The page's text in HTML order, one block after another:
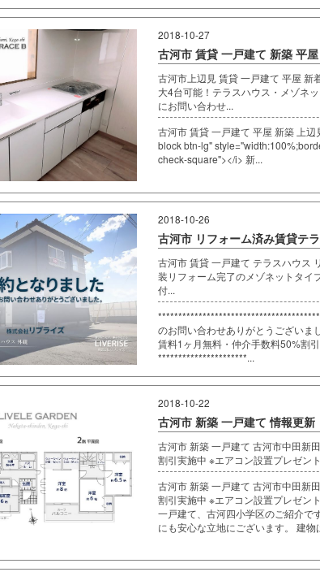
2018-10-27
古河市 賃貸 一戸建て 新築 平屋
古河市上辺見 賃貸 一戸建て 平屋 新
大4台可能！テラスハウス・メゾネ
にお問い合わせ...
古河市 賃貸 一戸建て 平屋 新築 上
block btn-lg"
check-square"></i> 新...
2018-10-26
古河市 リフォーム済み賃貸テ
古河市 賃貸 一戸建て テラスハウス
装リフォーム完了のメゾネットタイ
付...
のお問い合わせありがとうございま
賃料1ヶ月無料・仲介手数料50%割
**********************...
2018-10-22
古河市 新築 一戸建て 情報更新
古河市 新築 一戸建て 古河市中田新
割引実施中 ※エアコン設置プレゼン
古河市 新築 一戸建て 古河市中田新
割引実施中 ※エアコン設置プレゼン
一戸建て、古河四小学区のご紹介で
にも安心な立地にございます。 建